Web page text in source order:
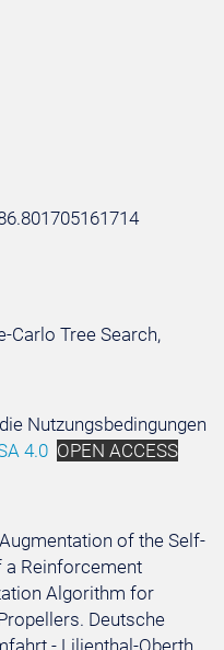
Carlo Tree Search,
Nutzungsbedingungen
4.0 OPEN ACCESS
of the Self-
a Reinforcement
Algorithm for
Deutsche
- Lilienthal-Oberth